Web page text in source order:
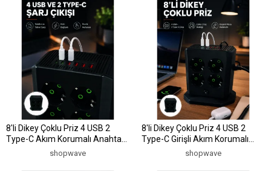
8'li Dikey Çoklu Priz 4 USB 2
Type-C Akım Korumalı Anahtarlı
shopwave
8'li Dikey Çoklu Priz 4 USB 2
Type-C Girişli Akım Korumalı
Uzatma Prizishopwave